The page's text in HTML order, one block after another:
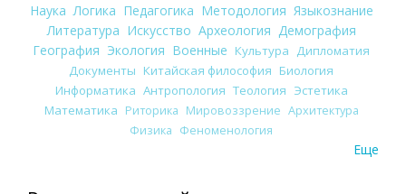
Наука Логика Педагогика Методология Языкознание
Литература Искусство Археология Демография
География Экология Военные Культура
Дипломатия
Документы Китайская философия Биология
Информатика Антропология Теология Эстетика
Математика Риторика Мировоззрение Архитектура
Физика Феноменология
Еще